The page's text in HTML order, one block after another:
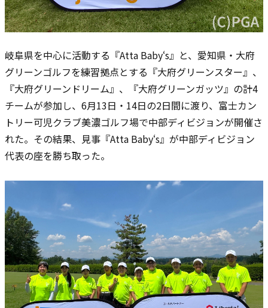
岐阜県を中心に活動する『Atta Baby‘s』と、愛知県・大府
グリーンゴルフを練習拠点とする『大府グリーンスター』、
『大府グリーンドリーム』、『大府グリーンガッツ』の計4
チームが参加し、6月13日・14日の2日間に渡り、富士カン
トリー可児クラブ美濃ゴルフ場で中部ディビジョンが開催さ
れた。その結果、見事『Atta Baby‘s』が中部ディビジョン
代表の座を勝ち取った。